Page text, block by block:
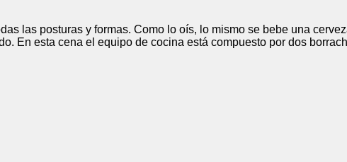
las posturas y formas. Como lo oís, lo mismo se bebe una
En esta cena el equipo de cocina está compuesto por dos